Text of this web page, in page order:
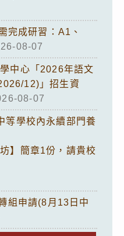
完成研習：A1、
08-07
中心「2026年語文
12)」招生資
08-07
等學校內永續部門養
】簡章1份，請貴校
組申請(8月13日中